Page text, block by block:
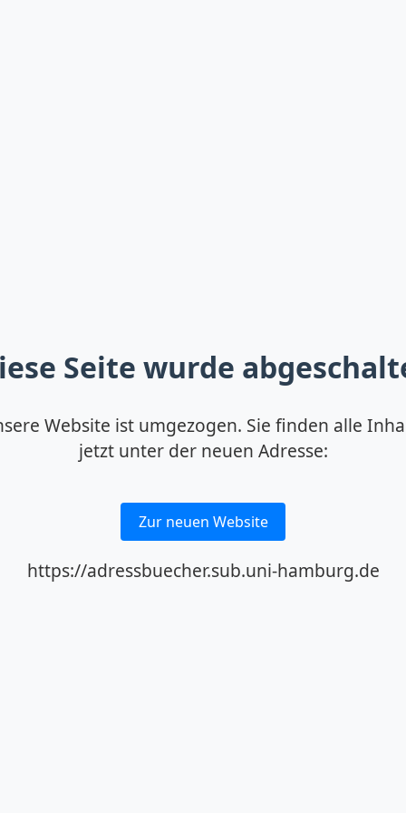
Seite wurde
Website ist umgezogen. Sie finden alle
jetzt unter der neuen Adresse:
Zur neuen Website
https://adressbuecher.sub.uni-hamburg.de